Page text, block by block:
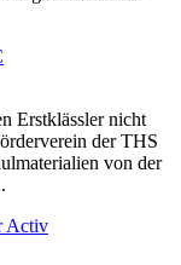
Erstklässler nicht
der THS
von der
Activ